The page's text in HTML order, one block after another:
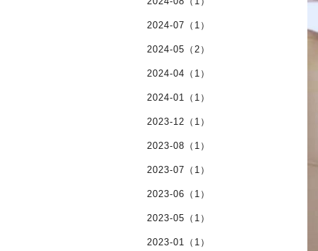
2024-07（1）
2024-05（2）
2024-04（1）
2024-01（1）
2023-12（1）
2023-08（1）
2023-07（1）
2023-06（1）
2023-05（1）
2023-01（1）